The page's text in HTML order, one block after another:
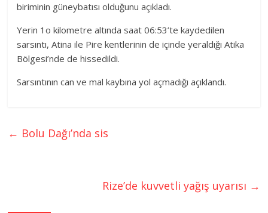
biriminin güneybatısı olduğunu açıkladı.
Yerin 1o kilometre altında saat 06:53’te kaydedilen
sarsıntı, Atina ile Pire kentlerinin de içinde yeraldığı Atika
Bölgesi’nde de hissedildi.
Sarsıntının can ve mal kaybına yol açmadığı açıklandı.
← Bolu Dağı’nda sis
Rize’de kuvvetli yağış uyarısı →